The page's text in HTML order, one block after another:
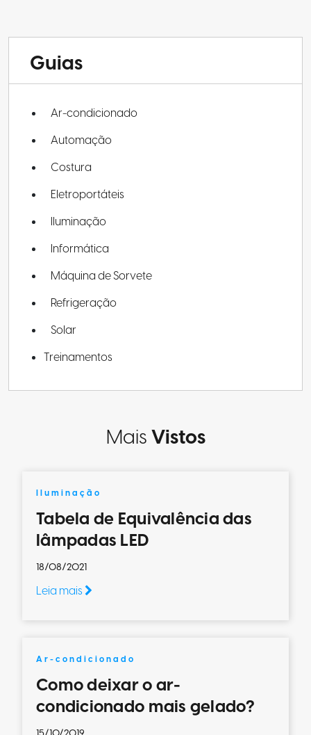
Guias
Ar-condicionado
Automação
Costura
Eletroportáteis
Iluminação
Informática
Máquina de Sorvete
Refrigeração
Solar
Treinamentos
MaisVistos
Iluminação
Tabela de Equivalência das
lâmpadas LED
18/08/2021
Leia mais
Ar-condicionado
Como deixar o ar-
condicionado mais gelado?